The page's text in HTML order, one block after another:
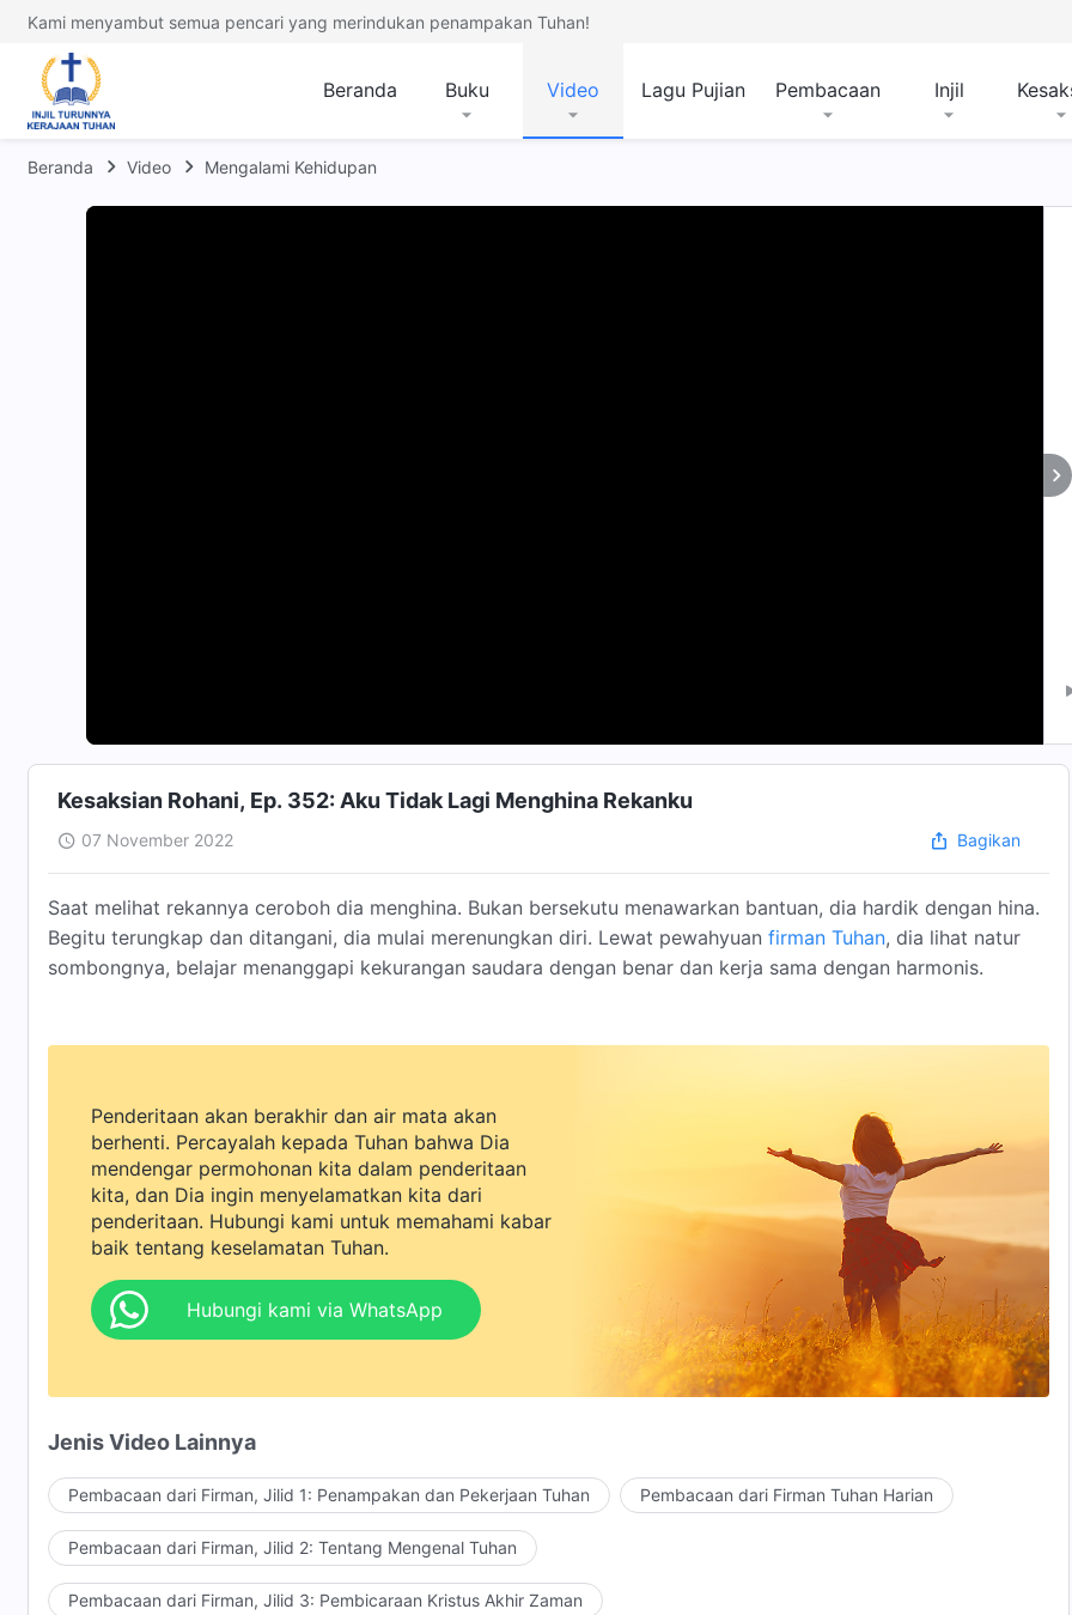
Kami menyambut semua pencari yang merindukan penampakan Tuhan!
Beranda Buku Video Lagu Pujian Pembacaan Injil
Beranda Video Mengalami Kehidupan
Kesaksian Rohani, Ep. 352: Aku Tidak Lagi Menghina Rekanku
07 November 2022 Bagikan
Saat melihat rekannya ceroboh dia menghina. Bukan bersekutu menawarkan bantuan, dia hardik dengan hina.
Begitu terungkap dan ditangani, dia mulai merenungkan diri. Lewat pewahyuan firman Tuhan, dia lihat natur
sombongnya, belajar menanggapi kekurangan saudara dengan benar dan kerja sama dengan harmonis.
Penderitaan akan berakhir dan air mata akan
berhenti. Percayalah kepada Tuhan bahwa Dia
mendengar permohonan kita dalam penderitaan
kita, dan Dia ingin menyelamatkan kita dari
penderitaan. Hubungi kami untuk memahami kabar
baik tentang keselamatan Tuhan.
Hubungi kami via WhatsApp
Jenis Video Lainnya
Pembacaan dari Firman, Jilid 1: Penampakan dan Pekerjaan Tuhan Pembacaan dari Firman Tuhan Harian
Pembacaan dari Firman, Jilid 2: Tentang Mengenal Tuhan
Pembacaan dari Firman, Jilid 3: Pembicaraan Kristus Akhir Zaman